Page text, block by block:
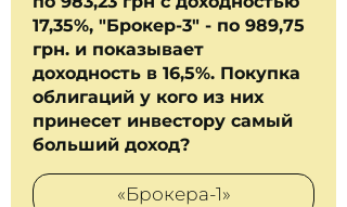
17,35%, "Брокер-3" - по 989,75
грн. и показывает
доходность в 16,5%. Покупка
облигаций у кого из них
принесет инвестору самый
больший доход?
«Брокера-1»